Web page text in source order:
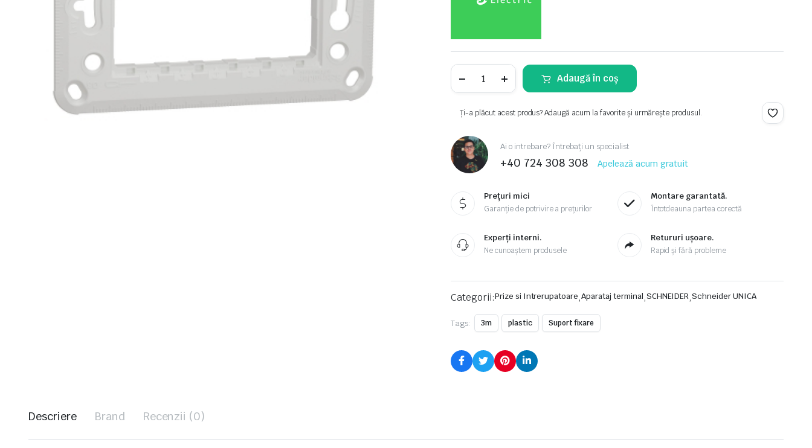
Unica,
plastic
3m
quantity
Adaugă în coș
Ți-a plăcut acest produs? Adaugă acum la favorite și urmărește produsul.
Ai o intrebare? Întrebați un specialist
+40 724 308 308 Apelează acum gratuit
Prețuri mici
Garanție de potrivire a prețurilor
Montare garantată.
Întotdeauna partea corectă
Experți interni.
Ne cunoaștem produsele
Retururi ușoare.
Rapid și fără probleme
Categorii:Prize si Intrerupatoare,Aparataj terminal,SCHNEIDER,Schneider UNICA
Tags: 3m plastic Suport fixare
Descriere Brand Recenzii (0)